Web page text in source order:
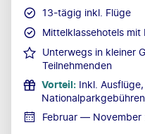
13-tägig inkl. Flüge
Mittelklassehotels mit
Unterwegs in kleiner
Teilnehmenden
Vorteil: Inkl.
Februar — November